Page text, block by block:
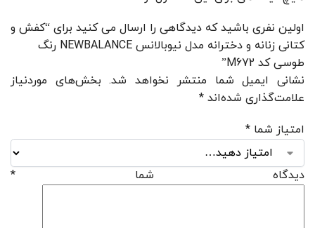
اولین نفری باشید که دیدگاهی را ارسال می کنید برای “کفش و
کتانی زنانه و دخترانه مدل نیوبالانس NEWBALANCE رنگ
طوسی کد M672”
نشانی ایمیل شما منتشر نخواهد شد. بخش‌های موردنیاز
علامت‌گذاری شده‌اند *
امتیاز شما *
دیدگاه شما *